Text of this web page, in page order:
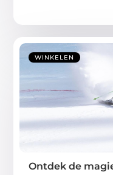
WINKELEN
Ontdek de